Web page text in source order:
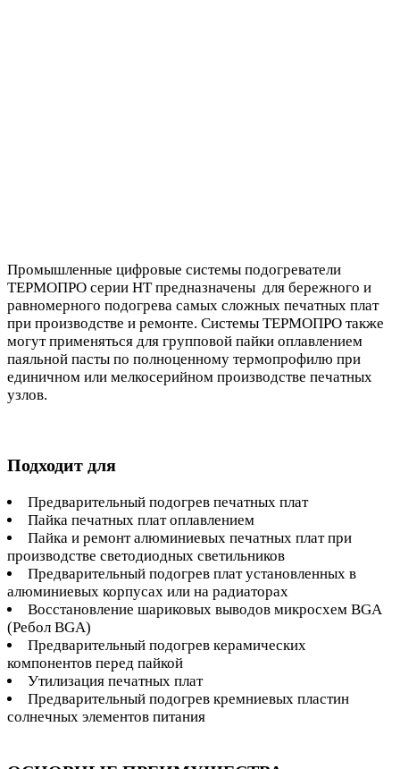
Промышленные цифровые системы подогреватели
ТЕРМОПРО серии НТ предназначены для бережного и
равномерного подогрева самых сложных печатных плат
при производстве и ремонте. Системы ТЕРМОПРО также
могут применяться для групповой пайки оплавлением
паяльной пасты по полноценному термопрофилю при
единичном или мелкосерийном производстве печатных
узлов.
Подходит для
Предварительный подогрев печатных плат
Пайка печатных плат оплавлением
Пайка и ремонт алюминиевых печатных плат при
производстве светодиодных светильников
Предварительный подогрев плат установленных в
алюминиевых корпусах или на радиаторах
Восстановление шариковых выводов микросхем BGA
(Ребол BGA)
Предварительный подогрев керамических
компонентов перед пайкой
Утилизация печатных плат
Предварительный подогрев кремниевых пластин
солнечных элементов питания